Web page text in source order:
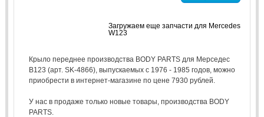
Загружаем еще запчасти для Mercedes
W123
Крыло переднее производства BODY PARTS для Мерседес
В123 (арт. SK-4866), выпускаемых с 1976 - 1985 годов, можно
приобрести в интернет-магазине по цене 7930 рублей.
У нас в продаже только новые товары, производства BODY
PARTS.